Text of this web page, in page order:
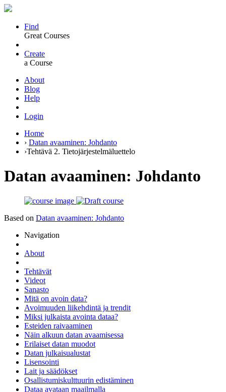
Find
Great Courses
Create
a Course
About
Blog
Help
Login
Home
› Datan avaaminen: Johdanto
›Tehtävä 2. Tietojärjestelmäluettelo
Datan avaaminen: Johdanto
Based on Datan avaaminen: Johdanto
Navigation
About
Tehtävät
Videot
Sanasto
Mitä on avoin data?
Avoimuuden liikehdintä ja trendit
Miksi julkaista avointa dataa?
Esteiden raivaaminen
Näin alkuun datan avaamisessa
Erilaiset datan muodot
Datan julkaisualustat
Lisensointi
Lait ja säädökset
Osallistumiskulttuurin edistäminen
Dataa avataan maailmalla